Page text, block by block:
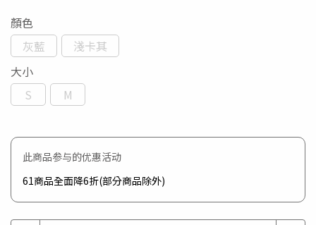
顏色
灰藍
淺卡其
大小
S
M
此商品参与的优惠活动
61商品全面降6折(部分商品除外)